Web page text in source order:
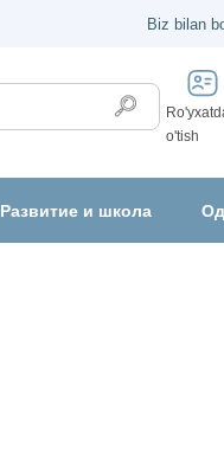
Biz bilan
o'tish
Развитие и школа